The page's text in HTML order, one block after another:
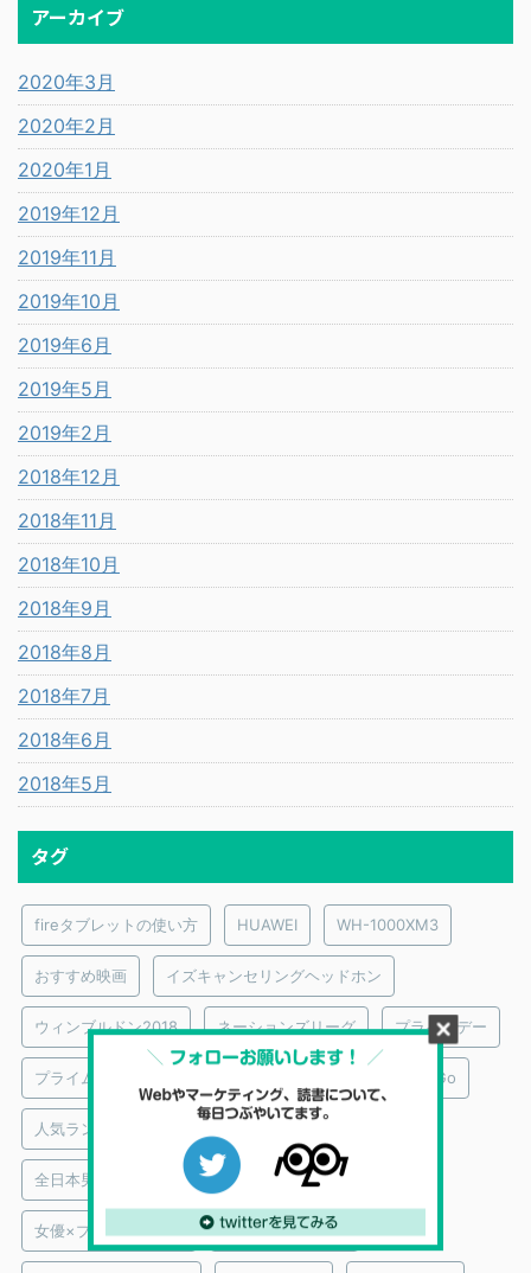
アーカイブ
2020年3月
2020年2月
2020年1月
2019年12月
2019年11月
2019年10月
2019年6月
2019年5月
2019年2月
2018年12月
2018年11月
2018年10月
2018年9月
2018年8月
2018年7月
2018年6月
2018年5月
タグ
fireタブレットの使い方 HUAWEI WH-1000XM3
おすすめ映画 イズキャンセリングヘッドホン
ウィンブルドン2018 ネーションズリーグ プライムデー
プライムビデオ｜おすすめ映画監督 メンタリストDaiGo
人気ランキング
全日本男子バレーボール 大泉洋
女優×プライムビデオ 実際に買ってみた